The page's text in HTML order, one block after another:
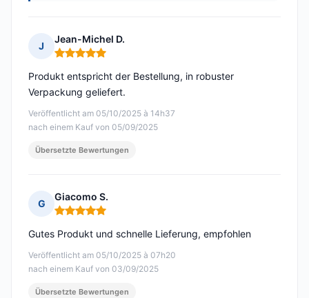
J
Jean-Michel D.
Hinweis: 5 von 5
Veröffentlicht am 05/10/2025 à 14h37
nach einem Kauf von 05/09/2025
Produkt entspricht der Bestellung, in robuster
Verpackung geliefert.
Übersetzte Bewertungen
G
Giacomo S.
Hinweis: 5 von 5
Veröffentlicht am 05/10/2025 à 07h20
nach einem Kauf von 03/09/2025
Gutes Produkt und schnelle Lieferung, empfohlen
Übersetzte Bewertungen